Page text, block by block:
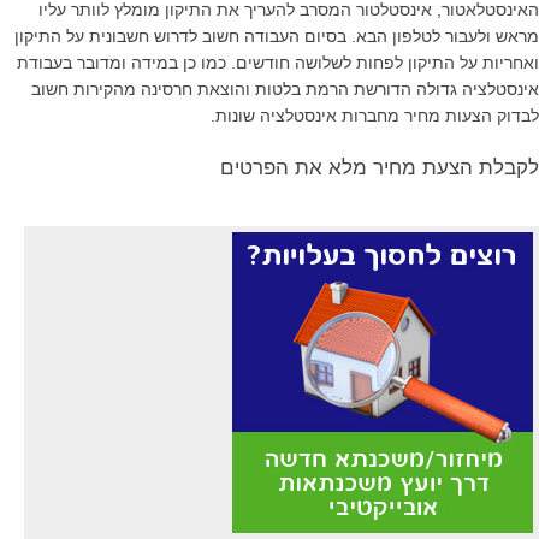
האינסטלאטור, אינסטלטור המסרב להעריך את התיקון מומלץ לוותר עליו
מראש ולעבור לטלפון הבא. בסיום העבודה חשוב לדרוש חשבונית על התיקון
ואחריות על התיקון לפחות לשלושה חודשים. כמו כן במידה ומדובר בעבודת
אינסטלציה גדולה הדורשת הרמת בלטות והוצאת חרסינה מהקירות חשוב
לבדוק הצעות מחיר מחברות אינסטלציה שונות.
לקבלת הצעת מחיר מלא את הפרטים